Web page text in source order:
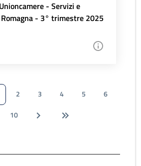
- Servizi e
- 3° trimestre 2025
2 3 4 5
6
10